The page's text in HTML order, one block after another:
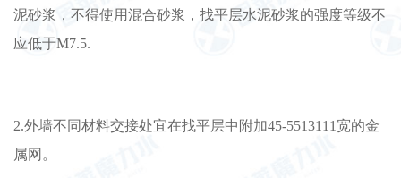
泥砂浆，不得使用混合砂浆，找平层水泥砂浆的强度等级不
应低于M7.5.
2.外墙不同材料交接处宜在找平层中附加45-5513111宽的金
属网。